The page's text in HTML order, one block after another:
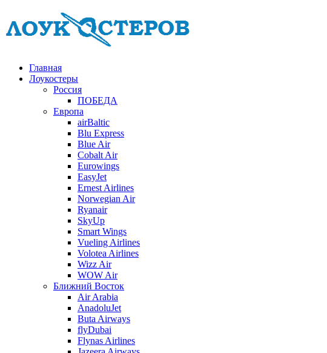
Главная
Лоукостеры
Россия
ПОБЕДА
Европа
airBaltic
Blu Express
Blue Air
Cobalt Air
Eurowings
EasyJet
Ernest Airlines
Norwegian Air
Ryanair
SkyUp
Smart Wings
Vueling Airlines
Volotea Airlines
Wizz Air
WOW Air
Ближний Восток
Air Arabia
AnadoluJet
Buta Airways
flyDubai
Flynas Airlines